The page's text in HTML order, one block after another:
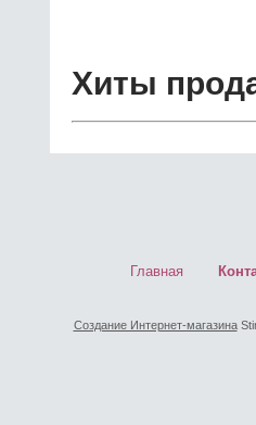
Хиты
Главная
Создание Интернет-магазина